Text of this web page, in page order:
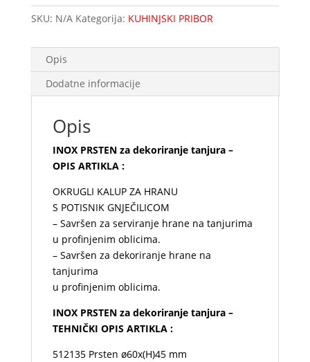
SKU: N/A Kategorija: KUHINJSKI PRIBOR
Opis
Dodatne informacije
Opis
INOX PRSTEN za dekoriranje tanjura –
OPIS ARTIKLA :
OKRUGLI KALUP ZA HRANU
S POTISNIK GNJEČILICOM
– Savršen za serviranje hrane na tanjurima
u profinjenim oblicima.
– Savršen za dekoriranje hrane na
tanjurima
u profinjenim oblicima.
INOX PRSTEN za dekoriranje tanjura –
TEHNIČKI OPIS ARTIKLA :
512135 Prsten ø60x(H)45 mm